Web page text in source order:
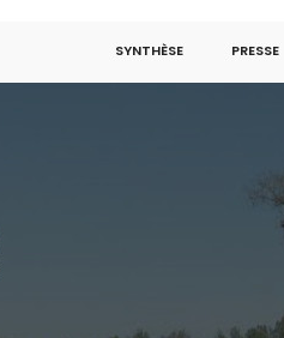
SYNTHÈSE PRESSE